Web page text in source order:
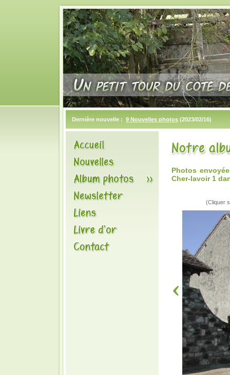
Dernière nouvelle : 9 Nouvelles photos (2023/02/16)
Photos
Cher-lavoir 1
(Cliquer